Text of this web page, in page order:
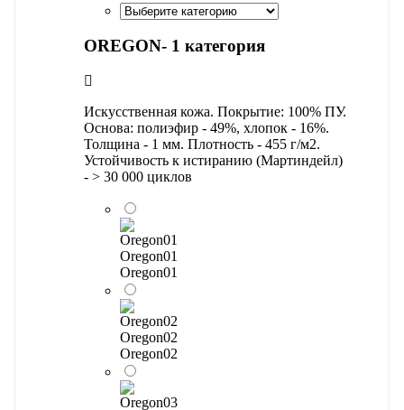
OREGON- 1 категория
Искусственная кожа. Покрытие: 100% ПУ.
Основа: полиэфир - 49%, хлопок - 16%.
Толщина - 1 мм. Плотность - 455 г/м2.
Устойчивость к истиранию (Мартиндейл)
- > 30 000 циклов
Oregon01
Oregon01
Oregon02
Oregon02